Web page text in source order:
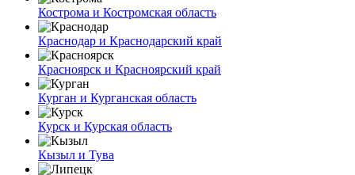
Кострома и Костромская область
Краснодар и Краснодарский край
Красноярск и Красноярский край
Курган и Курганская область
Курск и Курская область
Кызыл и Тува